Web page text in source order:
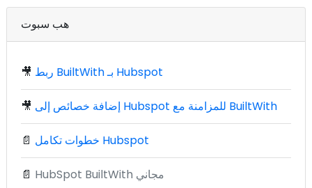
هب سبوت
🎥 ربط BuiltWith بـ Hubspot
🎥 إضافة خصائص إلى Hubspot للمزامنة مع BuiltWith
📄 خطوات تكامل Hubspot
📄 HubSpot BuiltWith مجاني